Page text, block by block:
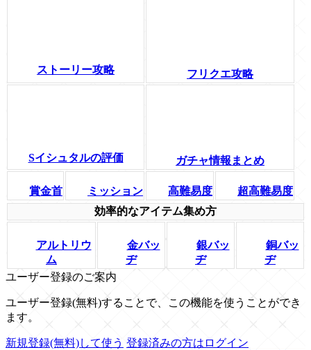
ストーリー攻略 フリクエ攻略
Sイシュタルの評価 ガチャ情報まとめ
賞金首 ミッション 高難易度
超高難易度
効率的なアイテム集め方
アルトリウ
ム
金バッ
ヂ
銀バッ
ヂ
銅バッ
ヂ
ユーザー登録のご案内
ユーザー登録(無料)することで、この機能を使うことができ
ます。
新規登録(無料)して使う 登録済みの方はログイン